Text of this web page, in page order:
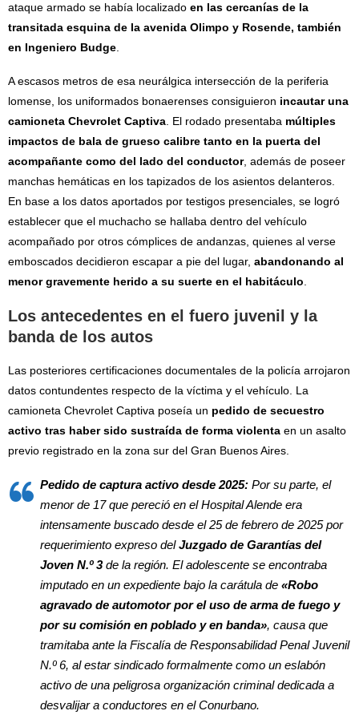
ataque armado se había localizado en las cercanías de la
transitada esquina de la avenida Olimpo y Rosende, también
en Ingeniero Budge.
A escasos metros de esa neurálgica intersección de la periferia
lomense, los uniformados bonaerenses consiguieron incautar una
camioneta Chevrolet Captiva. El rodado presentaba múltiples
impactos de bala de grueso calibre tanto en la puerta del
acompañante como del lado del conductor, además de poseer
manchas hemáticas en los tapizados de los asientos delanteros.
En base a los datos aportados por testigos presenciales, se logró
establecer que el muchacho se hallaba dentro del vehículo
acompañado por otros cómplices de andanzas, quienes al verse
emboscados decidieron escapar a pie del lugar, abandonando al
menor gravemente herido a su suerte en el habitáculo.
Los antecedentes en el fuero juvenil y la
banda de los autos
Las posteriores certificaciones documentales de la policía arrojaron
datos contundentes respecto de la víctima y el vehículo. La
camioneta Chevrolet Captiva poseía un pedido de secuestro
activo tras haber sido sustraída de forma violenta en un asalto
previo registrado en la zona sur del Gran Buenos Aires.
Pedido de captura activo desde 2025: Por su parte, el
menor de 17 que pereció en el Hospital Alende era
intensamente buscado desde el 25 de febrero de 2025 por
requerimiento expreso delJuzgado de Garantías del
Joven N.º 3de la región. El adolescente se encontraba
imputado en un expediente bajo la carátula de «Robo
agravado de automotor por el uso de arma de fuego y
por su comisión en poblado y en banda», causa que
tramitaba ante la Fiscalía de Responsabilidad Penal Juvenil
N.º 6, al estar sindicado formalmente como un eslabón
activo de una peligrosa organización criminal dedicada a
desvalijar a conductores en el Conurbano.